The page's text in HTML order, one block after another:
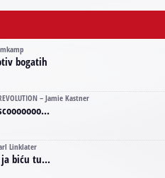
bogatih
– Jamie Kastner
Linklater
biću tu...